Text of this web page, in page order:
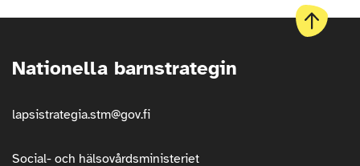
Nationella barnstrategin
lapsistrategia.stm@gov.fi
Social- och hälsovårdsministeriet
Till